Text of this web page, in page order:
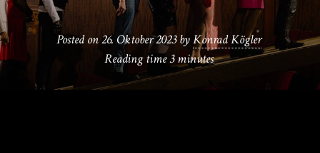
Posted on26. Oktober 2023 byKonrad Kögler
Reading time3 minutes